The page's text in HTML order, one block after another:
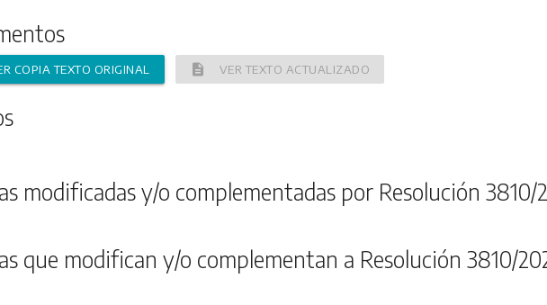
COPIA TEXTO ORIGINAL description VER TEXTO ACTUALIZADO
modificadas y/o complementadas por Resolución 3810/
que modifican y/o complementan a Resolución 3810/